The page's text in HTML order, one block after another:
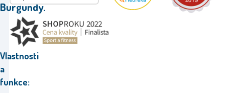
Burgundy.
Vlastnosti
a
funkce: